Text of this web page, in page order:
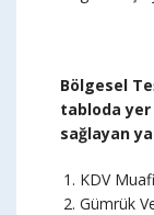
Bölgesel
tabloda yer
sağlayan
KDV
Gümrük